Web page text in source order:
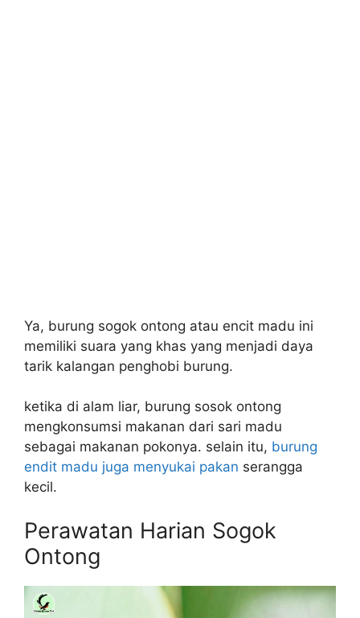
Ya, burung sogok ontong atau encit madu ini
memiliki suara yang khas yang menjadi daya
tarik kalangan penghobi burung.
ketika di alam liar, burung sosok ontong
mengkonsumsi makanan dari sari madu
sebagai makanan pokonya. selain itu, burung
endit madu juga menyukai pakan serangga
kecil.
Perawatan Harian Sogok
Ontong